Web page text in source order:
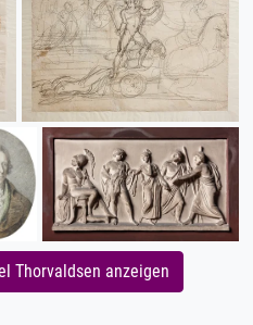
Thorvaldsen anzeigen